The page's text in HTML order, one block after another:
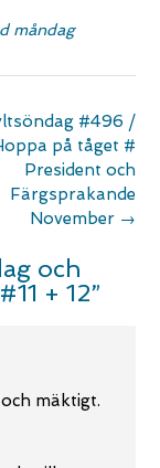
måndag
#496 /
på tåget #
President och
Färgsprakande
November →
och
+ 12”
mäktigt.